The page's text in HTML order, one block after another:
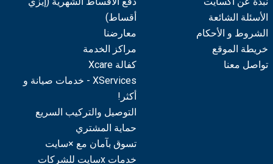
الأسئلة الشائعة
الشروط و الأحكام
خريطة الموقع
تواصل معنا
أقساط)
معارضنا
مراكز الخدمة
كفالة Xcare
XServices - خدمات صيانة و
أكثر!
التوصيل والتركيب السريع
حماية المشتري
تسوق بآمان مع ×سايت
خدمات xسايت للشركات